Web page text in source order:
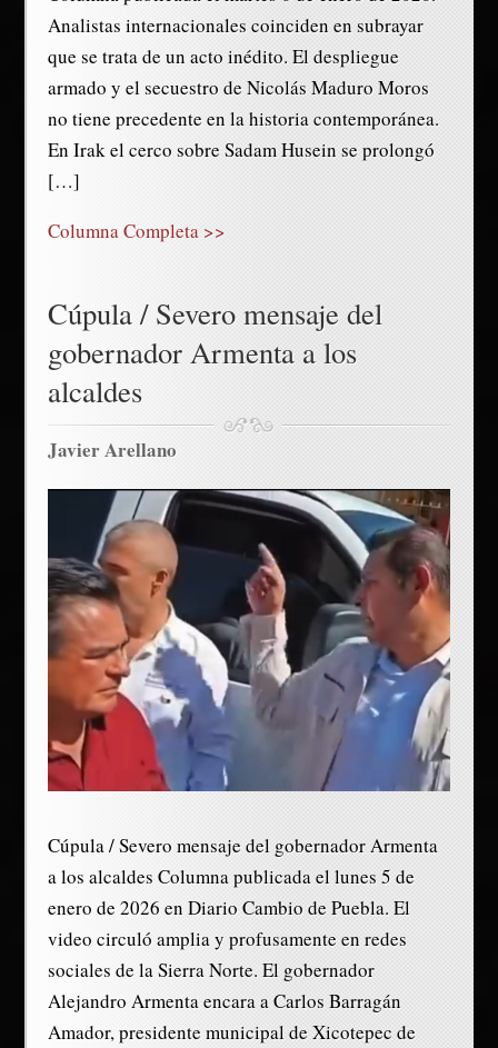
Analistas internacionales coinciden en subrayar
que se trata de un acto inédito. El despliegue
armado y el secuestro de Nicolás Maduro Moros
no tiene precedente en la historia contemporánea.
En Irak el cerco sobre Sadam Husein se prolongó
[…]
Columna Completa >>
Cúpula / Severo mensaje del
gobernador Armenta a los
alcaldes
Javier Arellano
Cúpula / Severo mensaje del gobernador Armenta
a los alcaldes Columna publicada el lunes 5 de
enero de 2026 en Diario Cambio de Puebla. El
video circuló amplia y profusamente en redes
sociales de la Sierra Norte. El gobernador
Alejandro Armenta encara a Carlos Barragán
Amador, presidente municipal de Xicotepec de